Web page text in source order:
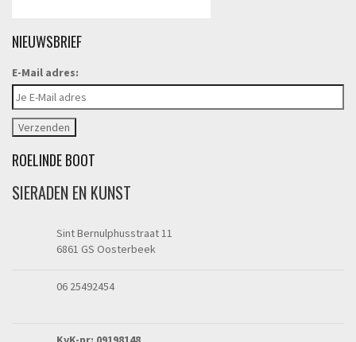
NIEUWSBRIEF
E-Mail adres:
ROELINDE BOOT
SIERADEN EN KUNST
Sint Bernulphusstraat 11
6861 GS Oosterbeek
06 25492454